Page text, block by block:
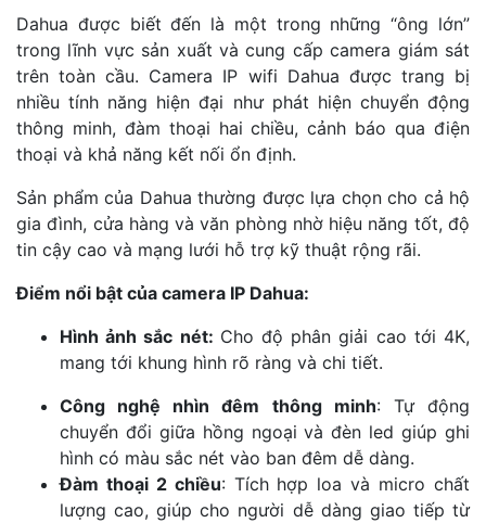
Dahua được biết đến là một trong những “ông lớn”
trong lĩnh vực sản xuất và cung cấp camera giám sát
trên toàn cầu. Camera IP wifi Dahua được trang bị
nhiều tính năng hiện đại như phát hiện chuyển động
thông minh, đàm thoại hai chiều, cảnh báo qua điện
thoại và khả năng kết nối ổn định.
Sản phẩm của Dahua thường được lựa chọn cho cả hộ
gia đình, cửa hàng và văn phòng nhờ hiệu năng tốt, độ
tin cậy cao và mạng lưới hỗ trợ kỹ thuật rộng rãi.
Điểm nổi bật của camera IP Dahua:
Hình ảnh sắc nét: Cho độ phân giải cao tới 4K,
mang tới khung hình rõ ràng và chi tiết.
Công nghệ nhìn đêm thông minh: Tự động
chuyển đổi giữa hồng ngoại và đèn led giúp ghi
hình có màu sắc nét vào ban đêm dễ dàng.
Đàm thoại 2 chiều: Tích hợp loa và micro chất
lượng cao, giúp cho người dễ dàng giao tiếp từ